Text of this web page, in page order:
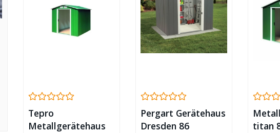
Tepro
Metallgerätehaus
Pergart Gerätehaus
Dresden 86
titan